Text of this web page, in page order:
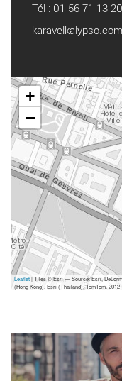
Tél : 01 56 71 13
karavelkalypso.com
+
−
Leaflet| Tiles © Esri — Source: Esri,
(Hong Kong), Esri (Thailand), TomTom, 2012